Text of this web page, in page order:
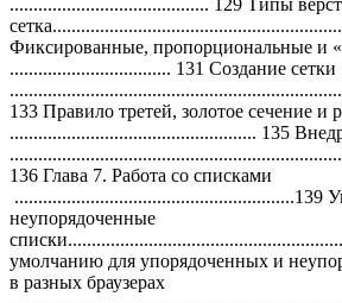
Фиксированные, пропорциональные и
.................................. 131 Создание сетки
133 Правило третей, золотое сечение и
.................................................... 135
136 Глава 7. Работа со списками
...........................................................139
неупорядоченные
умолчанию для упорядоченных и
в разных браузерах